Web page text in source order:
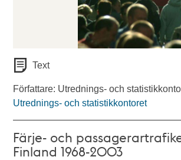
Text
Författare: Utrednings- och
Utrednings- och statistikkontoret
Färje- och
Finland 1968-2003